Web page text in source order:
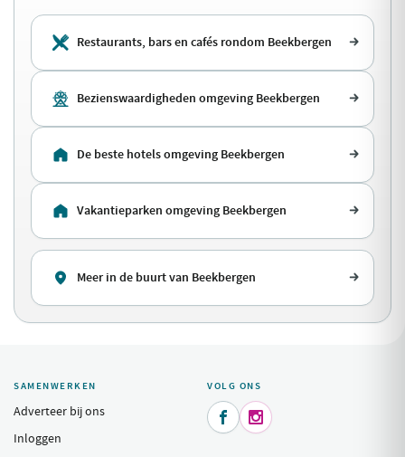
Restaurants, bars en cafés rondom Beekbergen
Bezienswaardigheden omgeving Beekbergen
De beste hotels omgeving Beekbergen
Vakantieparken omgeving Beekbergen
Meer in de buurt van Beekbergen
SAMENWERKEN
Adverteer bij ons
Inloggen
VOLG ONS
 